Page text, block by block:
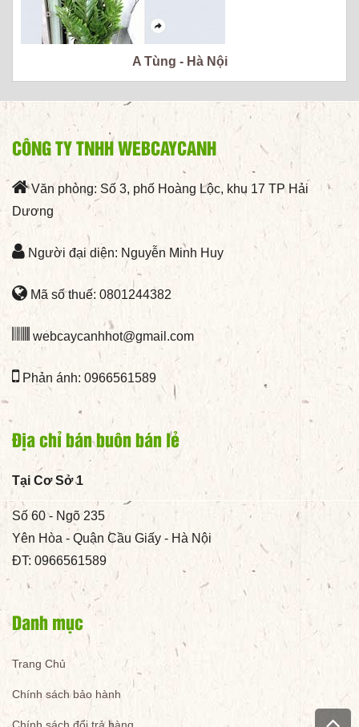
A Tùng - Hà Nội
CÔNG TY TNHH WEBCAYCANH
Văn phòng: Số 3, phố Hoàng Lộc, khu 17 TP Hải
Dương
Người đại diện: Nguyễn Minh Huy
Mã số thuế: 0801244382
webcaycanhhot@gmail.com
Phản ánh: 0966561589
Địa chỉ bán buôn bán lẻ
Tại Cơ Sở 1
Số 60 - Ngõ 235
Yên Hòa - Quận Cầu Giấy - Hà Nội
ĐT: 0966561589
Danh mục
Trang Chủ
Chính sách bảo hành